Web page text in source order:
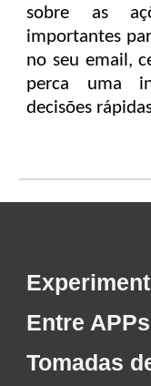
sobre as
importantes
no seu email,
perca uma
decisões
Entre
Tomadas